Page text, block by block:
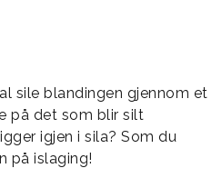
sile blandingen gjennom et
på det som blir silt
igjen i sila? Som du
på islaging!